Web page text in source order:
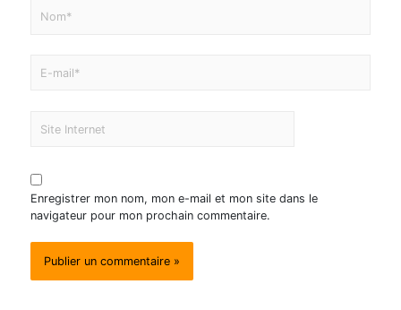
Enregistrer mon nom, mon e-mail et mon site dans le
navigateur pour mon prochain commentaire.